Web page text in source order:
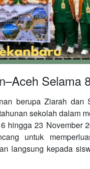
Selama
berupa Ziarah dan
sekolah dalam
hingga 23 November
untuk
langsung kepada